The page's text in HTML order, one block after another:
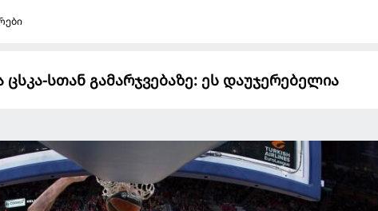
სთან გამარჯვებაზე: ეს დაუჯერებელია